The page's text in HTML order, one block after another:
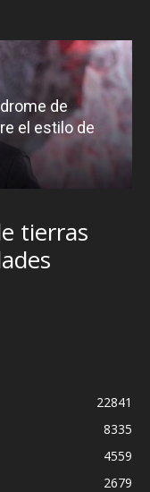
de
el estilo de
tierras
22841
8335
4559
2679